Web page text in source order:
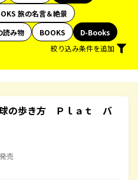
旅の名言＆絶景
読み物 BOOKS
D-Books
絞り込み条件を追加
の歩き方 Ｐｌａｔ バ
売